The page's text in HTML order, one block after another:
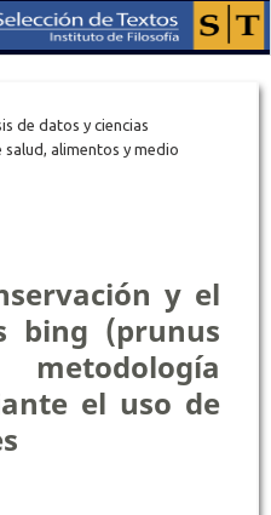
de datos y ciencias
salud, alimentos y medio
y el
bing (prunus
el uso de